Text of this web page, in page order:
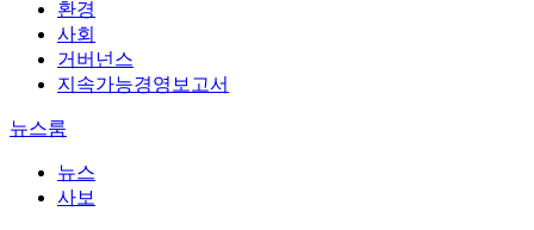
환경
사회
거버넌스
지속가능경영보고서
뉴스룸
뉴스
사보